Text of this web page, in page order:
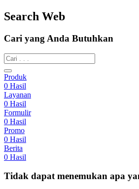
Search Web
Cari yang Anda Butuhkan
Produk
0 Hasil
Layanan
0 Hasil
Formulir
0 Hasil
Promo
0 Hasil
Berita
0 Hasil
Tidak dapat menemukan apa